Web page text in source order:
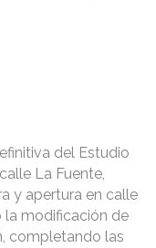
del Estudio
La Fuente,
y apertura en calle
la modificación de
completando las